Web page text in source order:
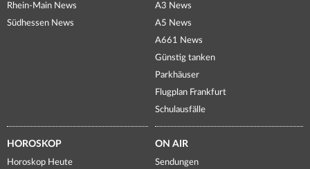
Rhein-Main News
Südhessen News
A3 News
A5 News
A661 News
Günstig tanken
Parkhäuser
Flugplan Frankfurt
Schulausfälle
HOROSKOP
Horoskop Heute
ON AIR
Sendungen